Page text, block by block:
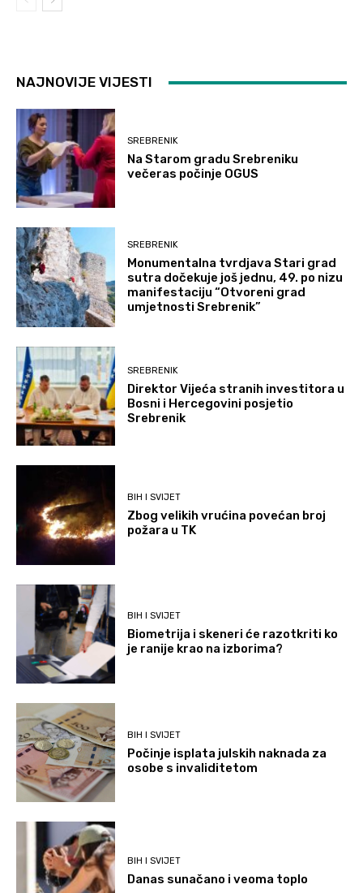
NAJNOVIJE VIJESTI
SREBRENIK
Na Starom gradu Srebreniku
večeras počinje OGUS
SREBRENIK
Monumentalna tvrdjava Stari grad
sutra dočekuje još jednu, 49. po nizu
manifestaciju “Otvoreni grad
umjetnosti Srebrenik”
SREBRENIK
Direktor Vijeća stranih investitora u
Bosni i Hercegovini posjetio
Srebrenik
BIH I SVIJET
Zbog velikih vrućina povećan broj
požara u TK
BIH I SVIJET
Biometrija i skeneri će razotkriti ko
je ranije krao na izborima?
BIH I SVIJET
Počinje isplata julskih naknada za
osobe s invaliditetom
BIH I SVIJET
Danas sunačano i veoma toplo